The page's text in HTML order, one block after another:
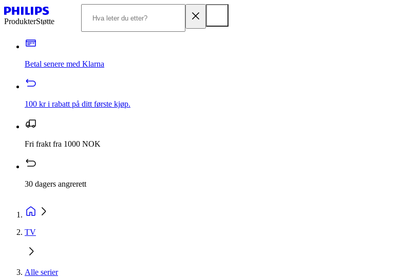
ProdukterStøtte
Betal senere med Klarna
100 kr i rabatt på ditt første kjøp.
Fri frakt fra 1000 NOK
30 dagers angrerett
TV
Alle serier